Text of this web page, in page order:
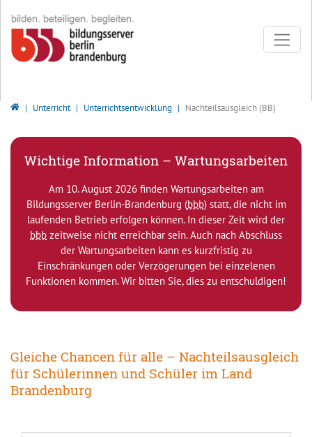
Bildungsserver Berlin - Brandenburg
Unterricht Unterrichtsentwicklung Nachteilsausgleich (BB)
Wichtige Information – Wartungsarbeiten
Am 10. August 2026 finden Wartungsarbeiten am
Bildungsserver Berlin-Brandenburg (bbb) statt, die nicht im
laufenden Betrieb erfolgen können. In dieser Zeit wird der
bbb zeitweise nicht erreichbar sein. Auch nach Abschluss
der Wartungsarbeiten kann es kurzfristig zu
Einschränkungen oder Verzögerungen bei einzelenen
Funktionen kommen. Wir bitten Sie, dies zu entschuldigen!
Gleiche Chancen für alle – Nachteilsausgleich
für Schülerinnen und Schüler im Land
Brandenburg